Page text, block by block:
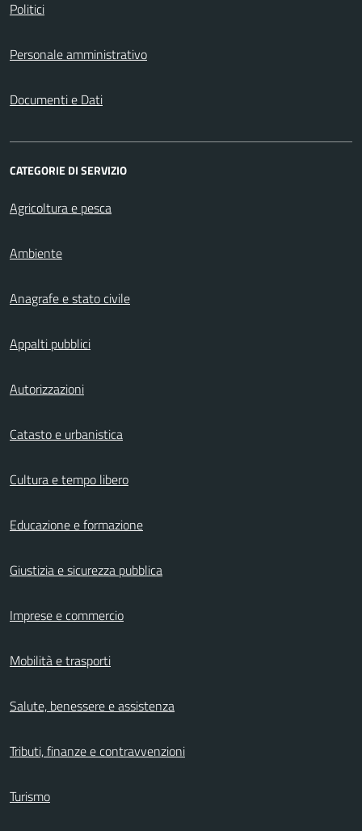
Politici
Personale amministrativo
Documenti e Dati
CATEGORIE DI SERVIZIO
Agricoltura e pesca
Ambiente
Anagrafe e stato civile
Appalti pubblici
Autorizzazioni
Catasto e urbanistica
Cultura e tempo libero
Educazione e formazione
Giustizia e sicurezza pubblica
Imprese e commercio
Mobilità e trasporti
Salute, benessere e assistenza
Tributi, finanze e contravvenzioni
Turismo